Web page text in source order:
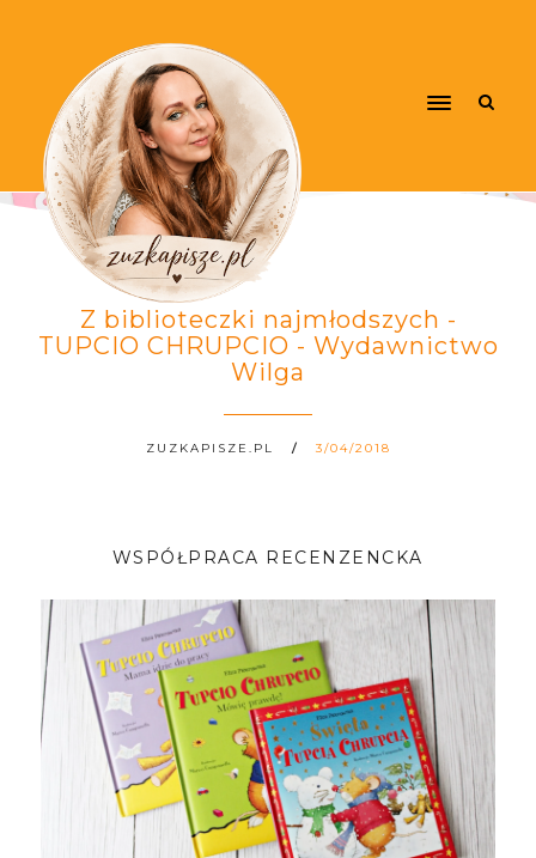
Z biblioteczki najmłodszych -
TUPCIO CHRUPCIO - Wydawnictwo
Wilga
ZUZKAPISZE.PL 3/04/2018
WSPÓŁPRACA RECENZENCKA